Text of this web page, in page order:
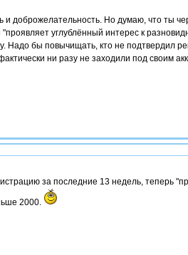
и доброжелательность. Но думаю, что ты
углублённый интерес к
Надо бы повычищать, кто не подтвердил
ни разу не заходили под своим
за последние 13 недель, теперь
2000.